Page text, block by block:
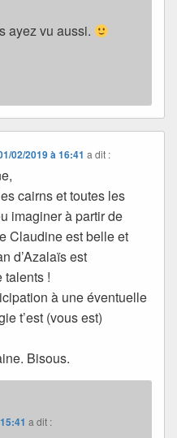
ayez vu aussi.
02/2019 à 16:41 a dit :
cairns et toutes les
imaginer à partir de
Claudine est belle et
d’Azalaïs est
talents !
à une éventuelle
t’est (vous est)
Bisous.
a dit :